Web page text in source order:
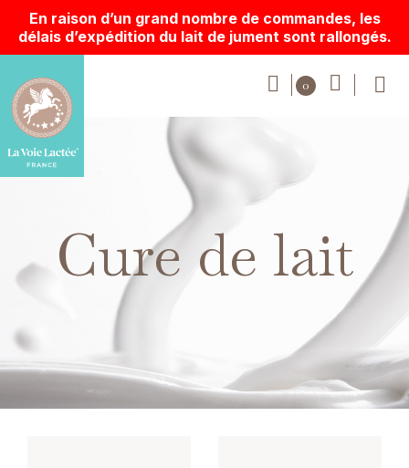
En raison d’un grand nombre de commandes, les
délais d’expédition du lait de jument sont rallongés.
Cure de lait